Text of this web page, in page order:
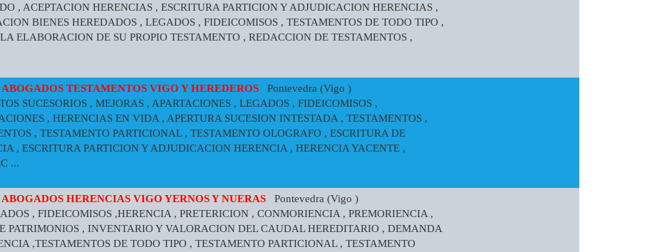
, ACEPTACION HERENCIAS , ESCRITURA PARTICION Y ADJUDICACION HERENCIAS ,
BIENES HEREDADOS , LEGADOS , FIDEICOMISOS , TESTAMENTOS DE TODO TIPO ,
ELABORACION DE SU PROPIO TESTAMENTO , REDACCION DE TESTAMENTOS ,
TESTAMENTOS VIGO Y HEREDEROS
Pontevedra (Vigo )
SUCESORIOS , MEJORAS , APARTACIONES , LEGADOS , FIDEICOMISOS ,
, HERENCIAS EN VIDA , APERTURA SUCESION INTESTADA , TESTAMENTOS ,
, TESTAMENTO PARTICIONAL , TESTAMENTO OLOGRAFO , ESCRITURA DE
, ESCRITURA PARTICION Y ADJUDICACION HERENCIA , HERENCIA YACENTE ,
...
HERENCIAS VIGO YERNOS Y NUERAS
Pontevedra (Vigo )
, FIDEICOMISOS ,HERENCIA , PRETERICION , CONMORIENCIA , PREMORIENCIA ,
PATRIMONIOS , INVENTARIO Y VALORACION DEL CAUDAL HEREDITARIO , DEMANDA
,TESTAMENTOS DE TODO TIPO , TESTAMENTO PARTICIONAL , TESTAMENTO